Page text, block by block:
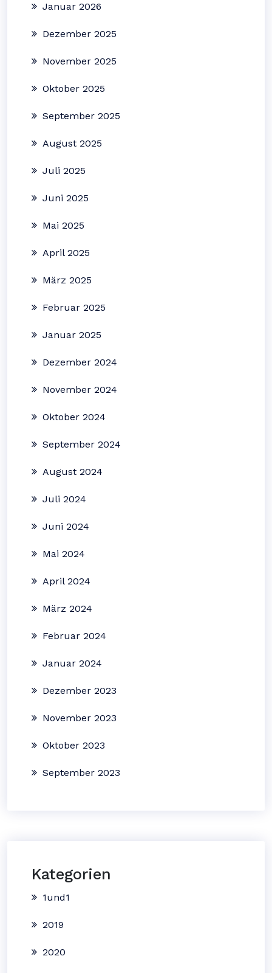
Januar 2026
Dezember 2025
November 2025
Oktober 2025
September 2025
August 2025
Juli 2025
Juni 2025
Mai 2025
April 2025
März 2025
Februar 2025
Januar 2025
Dezember 2024
November 2024
Oktober 2024
September 2024
August 2024
Juli 2024
Juni 2024
Mai 2024
April 2024
März 2024
Februar 2024
Januar 2024
Dezember 2023
November 2023
Oktober 2023
September 2023
Kategorien
1und1
2019
2020